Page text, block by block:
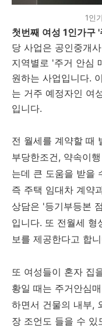
1인
첫번째 여성 1인가구
당 사업은 공인중개
지역별로 '주거 안심
원하는 사업입니다.
는 거주 예정자인 여
입니다.
전 월세를 계약할 때
부당한조건, 약속이
는데 큰 도움을 받을
즉 주택 임대차 계약
상담은 '등기부등본
입니다. 또 전월세 형
보를 제공한다고 합
또 여성들이 혼자 집
황일 때는 주거안심
하면서 건물의 내부,
장 조언도 들을 수 있